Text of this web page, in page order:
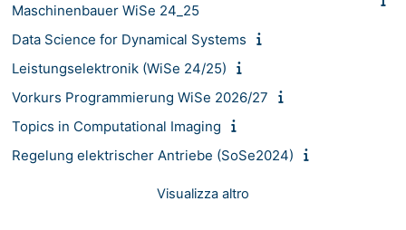
Maschinenbauer WiSe 24_25
Data Science for Dynamical Systems
Leistungselektronik (WiSe 24/25)
Vorkurs Programmierung WiSe 2026/27
Topics in Computational Imaging
Regelung elektrischer Antriebe (SoSe2024)
Visualizza altro